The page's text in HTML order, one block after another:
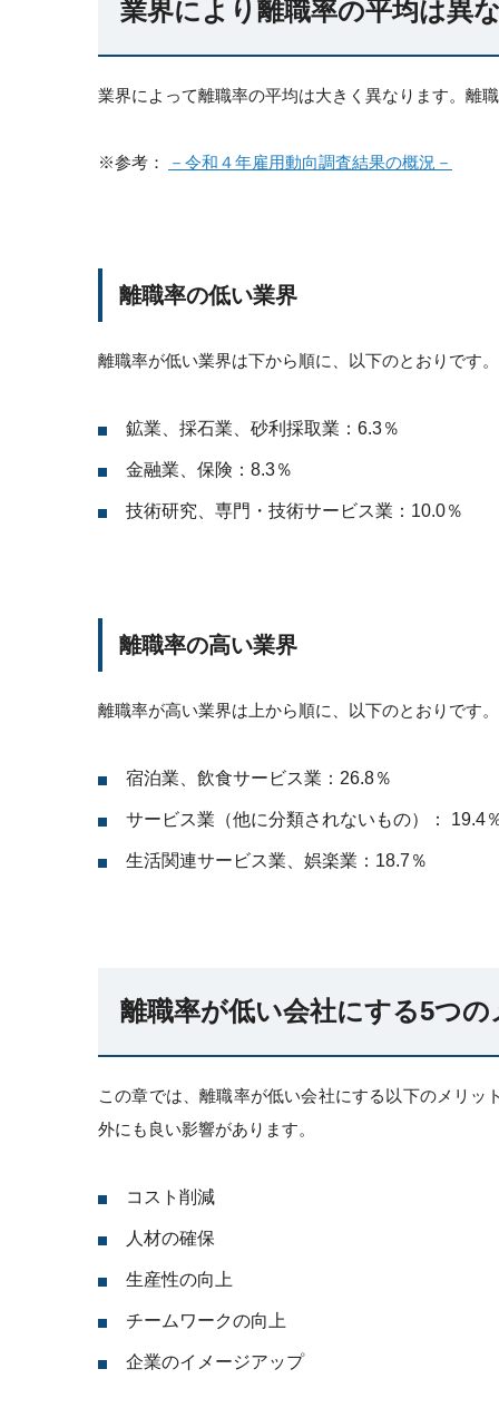
業界により離職率の平均は異
業界によって離職率の平均は大きく異なります。離
※参考： －令和４年雇用動向調査結果の概況－
離職率の低い業界
離職率が低い業界は下から順に、以下のとおりです。
鉱業、採石業、砂利採取業：6.3％
金融業、保険：8.3％
技術研究、専門・技術サービス業：10.0％
離職率の高い業界
離職率が高い業界は上から順に、以下のとおりです。
宿泊業、飲食サービス業：26.8％
サービス業（他に分類されないもの）： 19.4
生活関連サービス業、娯楽業：18.7％
離職率が低い会社にする5つ
この章では、離職率が低い会社にする以下のメリ
外にも良い影響があります。
コスト削減
人材の確保
生産性の向上
チームワークの向上
企業のイメージアップ